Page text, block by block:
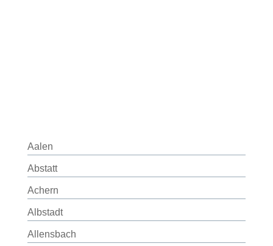
Aalen
Abstatt
Achern
Albstadt
Allensbach